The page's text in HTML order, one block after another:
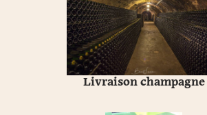
Livraison champagne